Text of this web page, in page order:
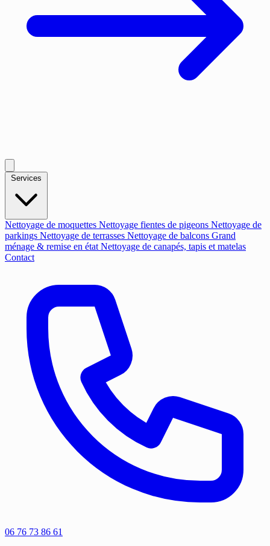
Nettoyage de moquettes Nettoyage fientes de pigeons Nettoyage de
parkings Nettoyage de terrasses Nettoyage de balcons Grand
ménage & remise en état Nettoyage de canapés, tapis et matelas
Contact
06 76 73 86 61